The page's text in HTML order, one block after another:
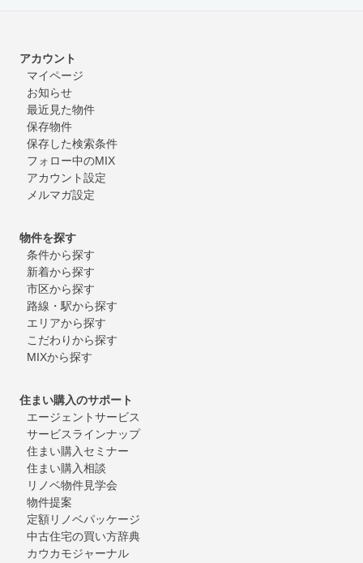
アカウント
マイページ
お知らせ
最近見た物件
保存物件
保存した検索条件
フォロー中のMIX
アカウント設定
メルマガ設定
物件を探す
条件から探す
新着から探す
市区から探す
路線・駅から探す
エリアから探す
こだわりから探す
MIXから探す
住まい購入のサポート
エージェントサービス
サービスラインナップ
住まい購入セミナー
住まい購入相談
リノベ物件見学会
物件提案
定額リノベパッケージ
中古住宅の買い方辞典
カウカモジャーナル